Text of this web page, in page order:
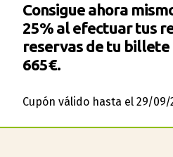
Consigue ahora
25% al efectuar tus
reservas de tu billete
665€.
Cupón válido hasta el 29/09/